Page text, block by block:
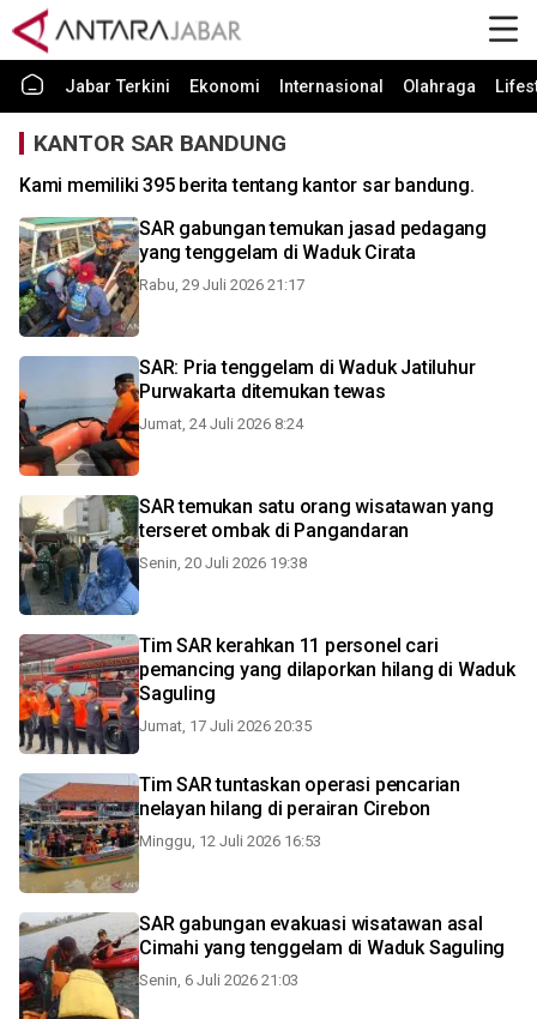
Jabar Terkini Ekonomi Internasional Olahraga
KANTOR SAR BANDUNG
Kami memiliki 395 berita tentang kantor sar bandung.
SAR gabungan temukan jasad pedagang
yang tenggelam di Waduk Cirata
Rabu, 29 Juli 2026 21:17
SAR: Pria tenggelam di Waduk Jatiluhur
Purwakarta ditemukan tewas
Jumat, 24 Juli 2026 8:24
SAR temukan satu orang wisatawan yang
terseret ombak di Pangandaran
Senin, 20 Juli 2026 19:38
Tim SAR kerahkan 11 personel cari
pemancing yang dilaporkan hilang di Waduk
Saguling
Jumat, 17 Juli 2026 20:35
Tim SAR tuntaskan operasi pencarian
nelayan hilang di perairan Cirebon
Minggu, 12 Juli 2026 16:53
SAR gabungan evakuasi wisatawan asal
Cimahi yang tenggelam di Waduk Saguling
Senin, 6 Juli 2026 21:03